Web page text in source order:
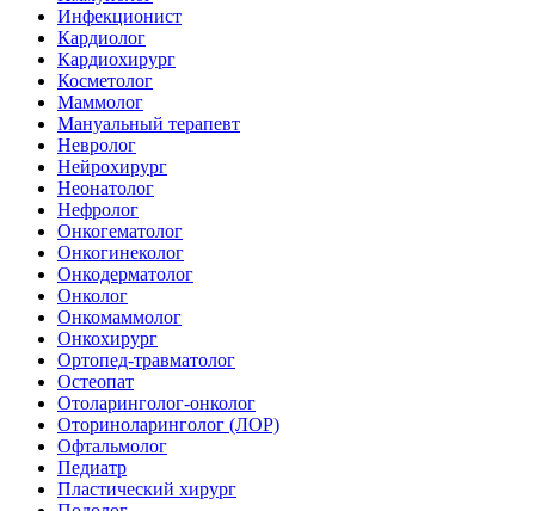
Инфекционист
Кардиолог
Кардиохирург
Косметолог
Маммолог
Мануальный терапевт
Невролог
Нейрохирург
Неонатолог
Нефролог
Онкогематолог
Онкогинеколог
Онкодерматолог
Онколог
Онкомаммолог
Онкохирург
Ортопед-травматолог
Остеопат
Отоларинголог-онколог
Оториноларинголог (ЛОР)
Офтальмолог
Педиатр
Пластический хирург